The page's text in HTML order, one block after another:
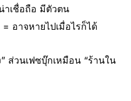
าเชื่อถือ มีตัวตน
อาจหายไปเมื่อไรก็ได้
ส่วนเฟซบุ๊กเหมือน “ร้านใน